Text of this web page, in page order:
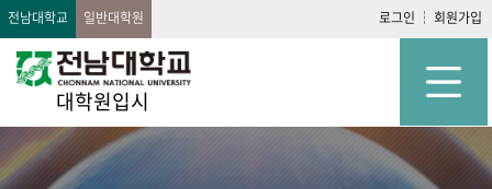
전남대학교 일반대학원 로그인 회원가입
대학원입시